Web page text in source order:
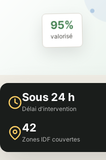
95%
valorisé
Sous 24 h
Délai d'intervention
42
Zones IDF couvertes